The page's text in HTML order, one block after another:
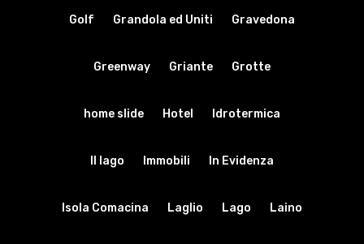
Golf Grandola ed Uniti Gravedona
Greenway Griante Grotte
home slide Hotel Idrotermica
Il lago Immobili In Evidenza
Isola Comacina Laglio Lago Laino